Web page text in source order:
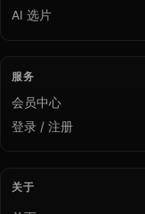
AI 选片
服务
会员中心
登录 / 注册
关于